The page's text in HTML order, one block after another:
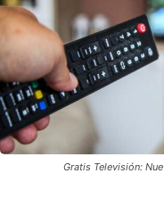
Gratis Televisión: